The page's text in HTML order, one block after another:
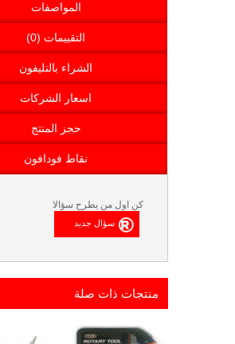
المواصفات
التقييمات (0)
الشراء بالتليفون
اسعار الشركات
حجز المنتج
نقاط فودافون
كن اول من يطرح سؤالا
منتجات ذات صلة